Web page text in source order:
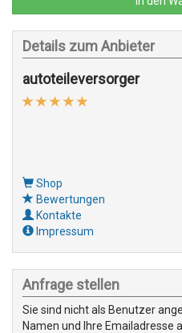
Details zum Anbieter
autoteileversorger
Shop
Bewertungen
Kontakte
Impressum
Anfrage stellen
Sie sind nicht als Benutzer
Namen und Ihre Emailadresse